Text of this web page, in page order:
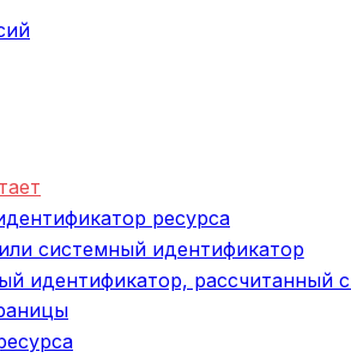
ресурса
системный идентификатор
идентификатор, рассчитанный